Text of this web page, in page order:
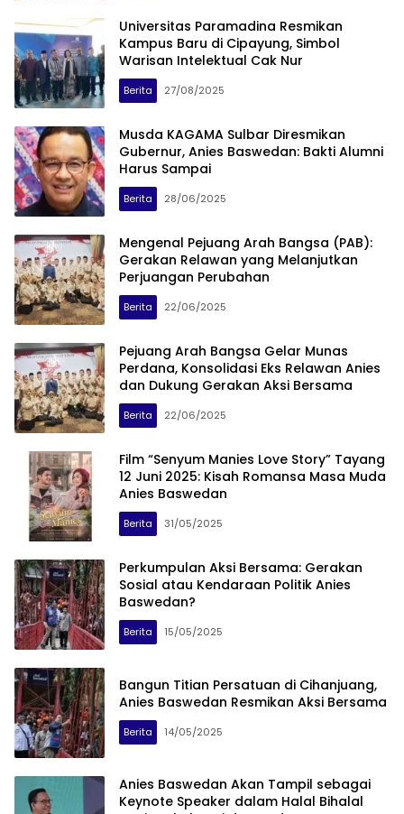
Universitas Paramadina Resmikan
Kampus Baru di Cipayung, Simbol
Warisan Intelektual Cak Nur
Berita 27/08/2025
Musda KAGAMA Sulbar Diresmikan
Gubernur, Anies Baswedan: Bakti Alumni
Harus Sampai
Berita 28/06/2025
Mengenal Pejuang Arah Bangsa (PAB):
Gerakan Relawan yang Melanjutkan
Perjuangan Perubahan
Berita 22/06/2025
Pejuang Arah Bangsa Gelar Munas
Perdana, Konsolidasi Eks Relawan Anies
dan Dukung Gerakan Aksi Bersama
Berita 22/06/2025
Film “Senyum Manies Love Story” Tayang
12 Juni 2025: Kisah Romansa Masa Muda
Anies Baswedan
Berita 31/05/2025
Perkumpulan Aksi Bersama: Gerakan
Sosial atau Kendaraan Politik Anies
Baswedan?
Berita 15/05/2025
Bangun Titian Persatuan di Cihanjuang,
Anies Baswedan Resmikan Aksi Bersama
Berita 14/05/2025
Anies Baswedan Akan Tampil sebagai
Keynote Speaker dalam Halal Bihalal